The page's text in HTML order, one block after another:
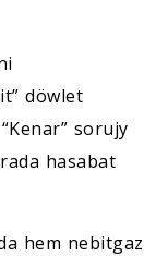
döwlet
sorujy
hasabat
hem nebitgaz